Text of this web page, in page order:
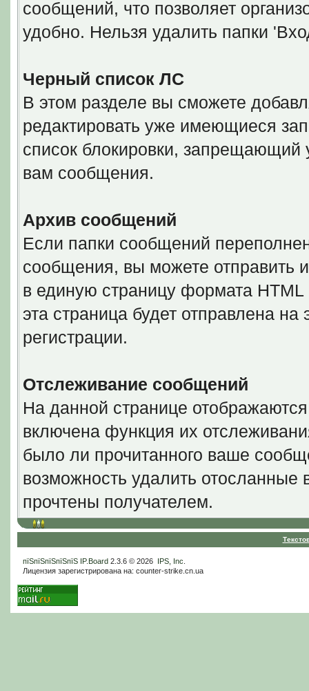
сообщений, что позволяет
удобно. Нельзя удалить папки
Черный список ЛС
В этом разделе вы сможете
редактировать уже имеющиеся
список блокировки, запрещающий
вам сообщения.
Архив сообщений
Если папки сообщений
сообщения, вы можете отправить
в единую страницу формата
эта страница будет отправлена
регистрации.
Отслеживание сообщений
На данной странице
включена функция их
было ли прочитанного ваше
возможность удалить
прочтены получателем.
пїЅпїЅпїЅпїЅпїЅ IP.Board2.3.6 © 2026 IPS, Inc
Лицензия зарегистрирована на: counter-strike.cn.ua